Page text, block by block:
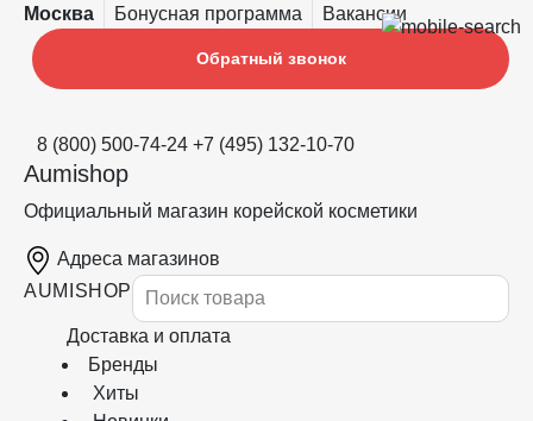
Москва Бонусная программа Вакансии
Обратный звонок
8 (800) 500-74-24 +7 (495) 132-10-70
Aumishop
Официальный магазин корейской косметики
Адреса магазинов
AUMISHOP
Доставка и оплата
Бренды
Хиты